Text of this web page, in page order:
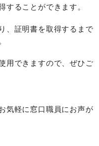
することができます。
、証明書を取得するまで
用できますので、ぜひご
気軽に窓口職員にお声が